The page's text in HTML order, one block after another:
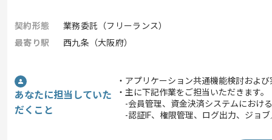
契約形態
業務委託（フリーランス）
最寄り駅
西九条（大阪府）
あなたに担当していた
だくこと
・アプリケーション共通機能検討およ
・主に下記作業をご担当いただきます。
-会員管理、資金決済システムにおけ
-認証IF、権限管理、ログ出力、ジョ